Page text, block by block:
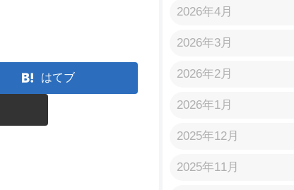
2026年4月
2026年3月
2026年2月
2026年1月
2025年12月
2025年11月